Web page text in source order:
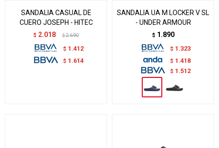
SANDALIA CASUAL DE
CUERO JOSEPH - HITEC
$ 2.018 $ 2.690
$ 1.412
$ 1.614
SANDALIA UA M LOCKER V SL
- UNDER ARMOUR
$ 1.890
$ 1.323
$ 1.418
$ 1.512